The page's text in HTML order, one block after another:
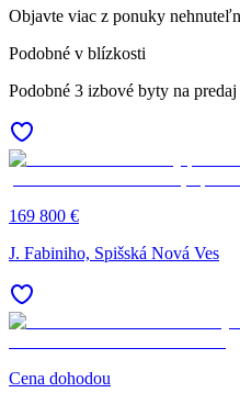
Objavte viac z ponuky
Podobné v blízkosti
Podobné 3 izbové byty na
169 800 €
J. Fabiniho, Spišská Nová Ves
Cena dohodou